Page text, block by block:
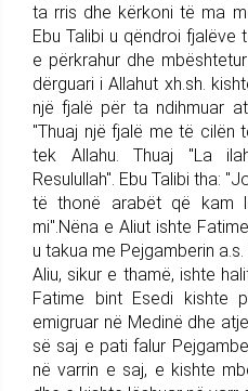
ta rris dhe kërkoni të ma
Ebu Talibi u qëndroi fjalëve
e përkrahur dhe
dërguari i Allahut xh.sh.
një fjalë për ta ndihmuar
"Thuaj një fjalë me të cilën
tek Allahu. Thuaj "La
Resulullah". Ebu Talibi tha:
të thonë arabët që kam
mi".Nëna e Aliut ishte
u takua me Pejgamberin a.s.
Aliu, sikur e thamë, ishte
Fatime bint Esedi kishte
emigruar në Medinë dhe
së saj e pati falur
në varrin e saj, e kishte